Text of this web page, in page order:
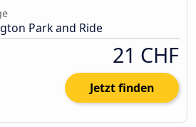
Park and Ride
21 CHF
Jetzt finden